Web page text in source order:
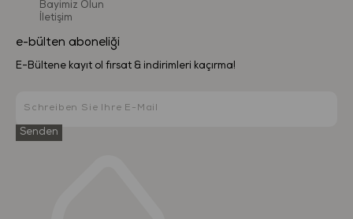
Bayimiz Olun
İletişim
e-bülten aboneliği
E-Bültene kayıt ol fırsat & indirimleri kaçırma!
Senden